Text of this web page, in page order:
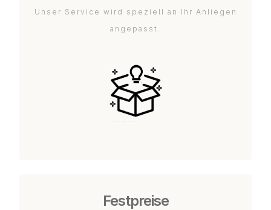
Unser Service wird speziell an Ihr Anliegen
angepasst.
Festpreise